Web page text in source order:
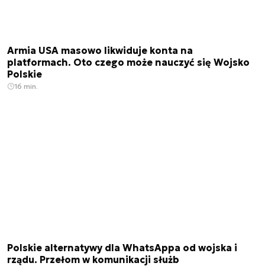
Armia USA masowo likwiduje konta na
platformach. Oto czego może nauczyć się Wojsko
Polskie
16 min.
Polskie alternatywy dla WhatsAppa od wojska i
rządu. Przełom w komunikacji służb